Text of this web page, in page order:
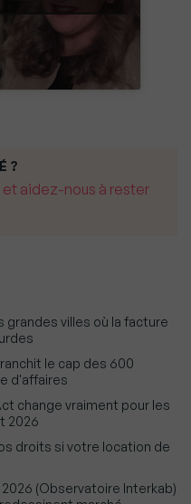
?
aidez-nous à rester
grandes villes où la facture
le cap des 600
d'affaires
change vraiment pour les
2026
droits si votre location de
(Observatoire Interkab)